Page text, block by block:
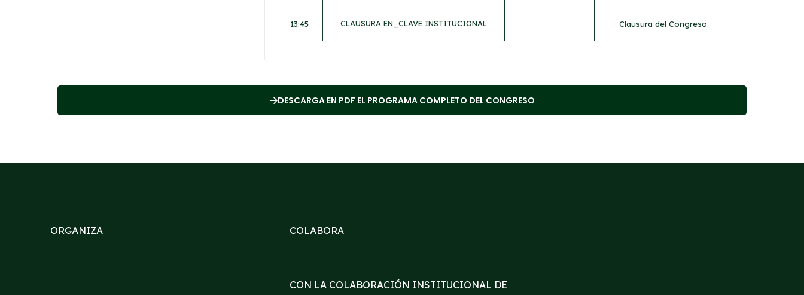
13:45 CLAUSURA EN_CLAVE INSTITUCIONAL Clausura del Congreso
DESCARGA EN PDF EL PROGRAMA COMPLETO DEL CONGRESO
ORGANIZA COLABORA
CON LA COLABORACIÓN INSTITUCIONAL DE